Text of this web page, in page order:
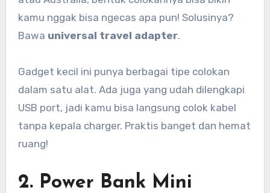
kamu nggak bisa ngecas apa pun! Solusinya?
Bawa universal travel adapter.
Gadget kecil ini punya berbagai tipe colokan
dalam satu alat. Ada juga yang udah dilengkapi
USB port, jadi kamu bisa langsung colok kabel
tanpa kepala charger. Praktis banget dan hemat
ruang!
2. Power Bank Mini